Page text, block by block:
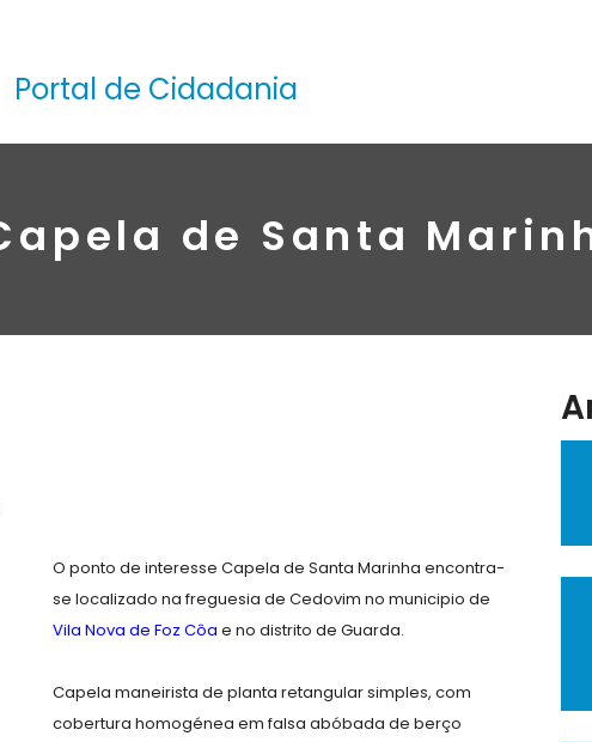
Portal de Cidadania
de Santa
O ponto de interesse Capela de Santa Marinha encontra-
se localizado na freguesia de Cedovim no municipio de
Vila Nova de Foz Côa e no distrito de Guarda.
Capela maneirista de planta retangular simples, com
cobertura homogénea em falsa abóbada de berço